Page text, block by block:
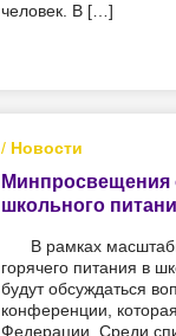
человек. В […]
/ Новости
Минпросвещения
школьного
В рамках
горячего питания в
будут обсуждаться
конференции,
Федерации. Среди